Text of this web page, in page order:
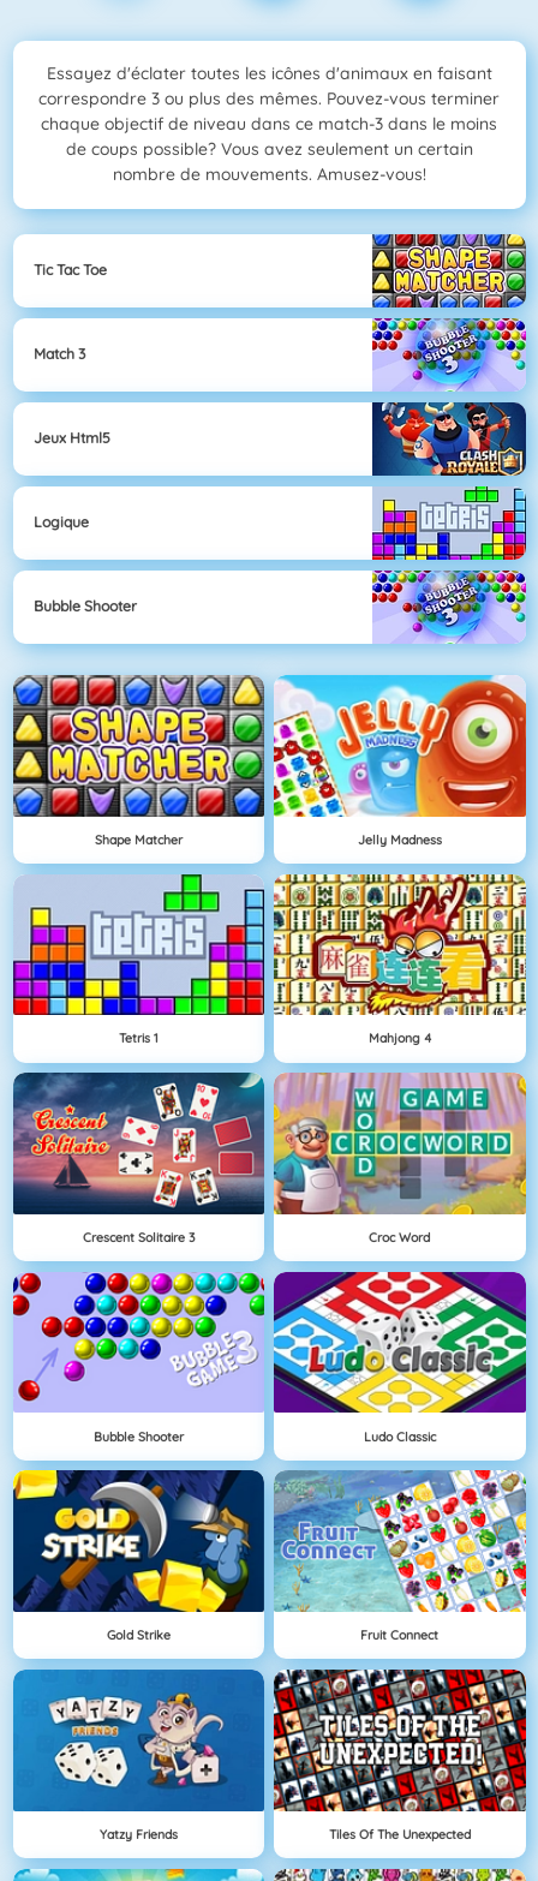
Essayez d'éclater toutes les icônes d'animaux en faisant
correspondre 3 ou plus des mêmes. Pouvez-vous terminer
chaque objectif de niveau dans ce match-3 dans le moins
de coups possible? Vous avez seulement un certain
nombre de mouvements. Amusez-vous!
Tic Tac Toe
Match 3
Jeux Html5
Logique
Bubble Shooter
Shape Matcher Jelly Madness
Tetris 1 Mahjong 4
Crescent Solitaire 3 Croc Word
Bubble Shooter Ludo Classic
Gold Strike Fruit Connect
Yatzy Friends Tiles Of The Unexpected